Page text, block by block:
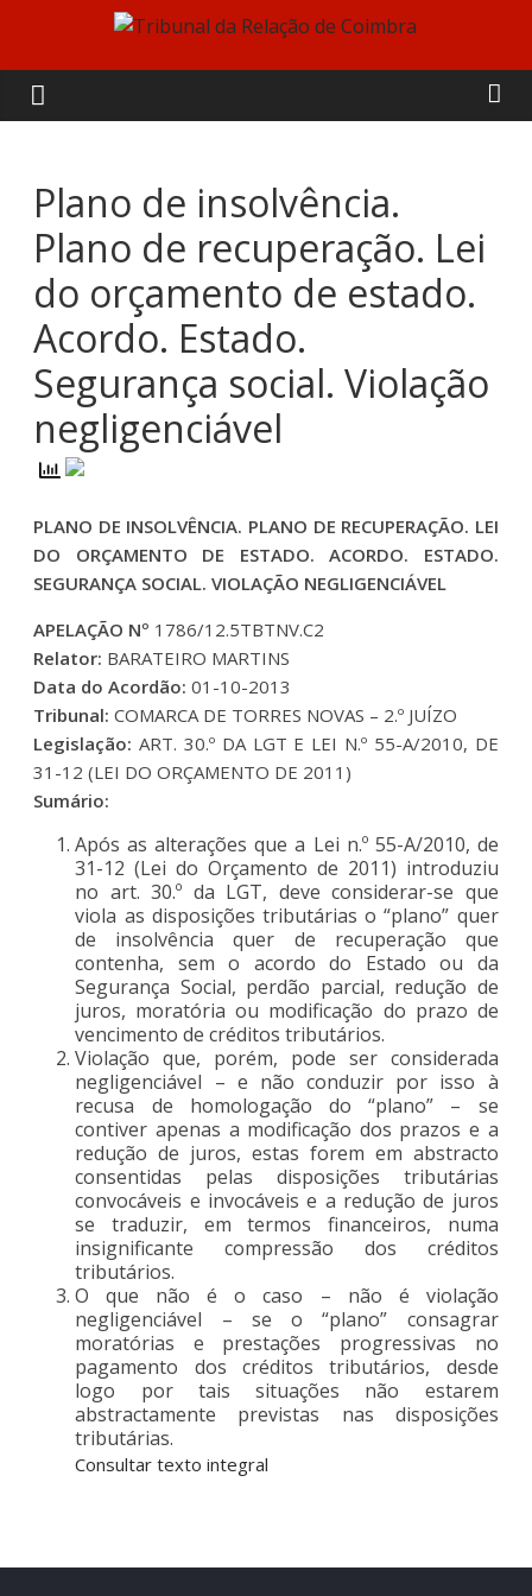
content
Tribunal
da
Relação
de
Coimbra
Plano de insolvência.
Plano de recuperação. Lei
do orçamento de estado.
Acordo. Estado.
Segurança social. Violação
negligenciável
PLANO DE INSOLVÊNCIA. PLANO DE RECUPERAÇÃO. LEI
DO ORÇAMENTO DE ESTADO. ACORDO. ESTADO.
SEGURANÇA SOCIAL. VIOLAÇÃO NEGLIGENCIÁVEL
APELAÇÃO Nº 1786/12.5TBTNV.C2
Relator: BARATEIRO MARTINS
Data do Acordão: 01-10-2013
Tribunal:COMARCA DE TORRES NOVAS – 2.º JUÍZO
Legislação:ART. 30.º DA LGT E LEI N.º 55-A/2010, DE
31-12 (LEI DO ORÇAMENTO DE 2011)
Sumário:
Após as alterações que a Lei n.º 55-A/2010, de
31-12 (Lei do Orçamento de 2011) introduziu
no art. 30.º da LGT, deve considerar-se que
viola as disposições tributárias o “plano” quer
de insolvência quer de recuperação que
contenha, sem o acordo do Estado ou da
Segurança Social, perdão parcial, redução de
juros, moratória ou modificação do prazo de
vencimento de créditos tributários.
Violação que, porém, pode ser considerada
negligenciável – e não conduzir por isso à
recusa de homologação do “plano” – se
contiver apenas a modificação dos prazos e a
redução de juros, estas forem em abstracto
consentidas pelas disposições tributárias
convocáveis e invocáveis e a redução de juros
se traduzir, em termos financeiros, numa
insignificante compressão dos créditos
tributários.
O que não é o caso – não é violação
negligenciável – se o “plano” consagrar
moratórias e prestações progressivas no
pagamento dos créditos tributários, desde
logo por tais situações não estarem
abstractamente previstas nas disposições
tributárias.
Consultar texto integral